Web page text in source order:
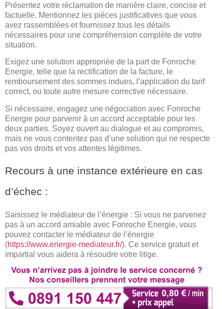
Présentez votre réclamation de manière claire, concise et
factuelle. Mentionnez les pièces justificatives que vous
avez rassemblées et fournissez tous les détails
nécessaires pour une compréhension complète de votre
situation.
Exigez une solution appropriée de la part de Fonroche
Energie, telle que la rectification de la facture, le
remboursement des sommes indues, l’application du tarif
correct, ou toute autre mesure corrective nécessaire.
Si nécessaire, engagez une négociation avec Fonroche
Energie pour parvenir à un accord acceptable pour les
deux parties. Soyez ouvert au dialogue et au compromis,
mais ne vous contentez pas d’une solution qui ne respecte
pas vos droits et vos attentes légitimes.
Recours à une instance extérieure en cas
d’échec :
Saisissez le médiateur de l’énergie : Si vous ne parvenez
pas à un accord amiable avec Fonroche Energie, vous
pouvez contacter le médiateur de l’énergie
(https://www.energie-mediateur.fr/). Ce service gratuit et
impartial vous aidera à résoudre votre litige.